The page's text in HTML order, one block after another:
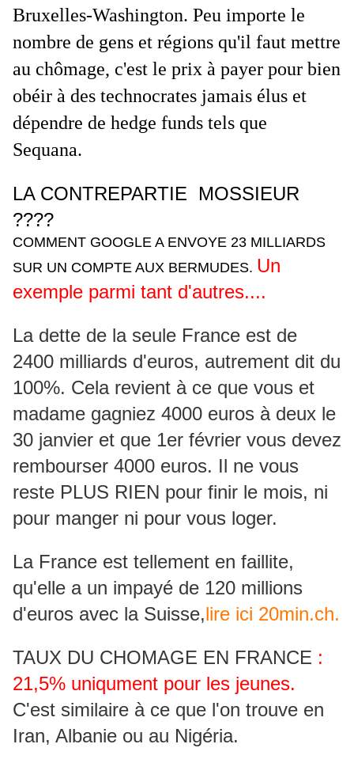
Bruxelles-Washington. Peu importe le
nombre de gens et régions qu'il faut mettre
au chômage, c'est le prix à payer pour bien
obéir à des technocrates jamais élus et
dépendre de hedge funds tels que
Sequana.
LA CONTREPARTIE MOSSIEUR
????
COMMENT GOOGLE A ENVOYE 23 MILLIARDS
SUR UN COMPTE AUX BERMUDES. Un
exemple parmi tant d'autres....
La dette de la seule France est de
2400 milliards d'euros, autrement dit du
100%. Cela revient à ce que vous et
madame gagniez 4000 euros à deux le
30 janvier et que 1er février vous devez
rembourser 4000 euros. Il ne vous
reste PLUS RIEN pour finir le mois, ni
pour manger ni pour vous loger.
La France est tellement en faillite,
qu'elle a un impayé de 120 millions
d'euros avec la Suisse,lire ici 20min.ch.
TAUX DU CHOMAGE EN FRANCE :
21,5% uniqument pour les jeunes.
C'est similaire à ce que l'on trouve en
Iran, Albanie ou au Nigéria.